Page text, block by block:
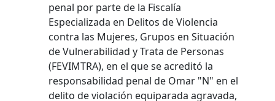
penal por parte de la Fiscalía
Especializada en Delitos de Violencia
contra las Mujeres, Grupos en Situación
de Vulnerabilidad y Trata de Personas
(FEVIMTRA), en el que se acreditó la
responsabilidad penal de Omar "N" en el
delito de violación equiparada agravada,